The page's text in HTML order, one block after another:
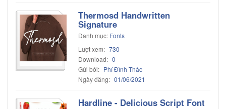
Thermosd Handwritten
Signature
Danh mục: Fonts
Lượt xem: 730
Download: 0
Gửi bởi: Phí Đình Thảo
Ngày đăng: 01/06/2021
Hardline - Delicious Script Font